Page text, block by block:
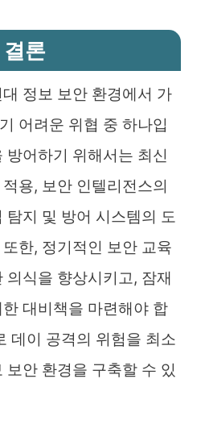
결론
정보 보안 환경에서 가
어려운 위협 중 하나입
방어하기 위해서는 최신
용, 보안 인텔리전스의
탐지 및 방어 시스템의 도
한, 정기적인 보안 교육
의식을 향상시키고, 잠재
대비책을 마련해야 합
데이 공격의 위험을 최소
보안 환경을 구축할 수 있